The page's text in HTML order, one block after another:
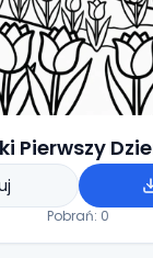
Pierwszy
Pobrań: 0